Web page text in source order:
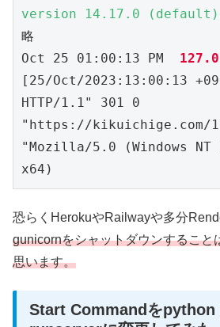
version 14.17.0 (default)
略
Oct 25 01:00:13 PM
[25/Oct/2023:13:00:13
HTTP/1.1" 301 0
"https://kikuichige.com/
"Mozilla/5.0 (Windows NT
x64)
恐らくHerokuやRailwayや多分
gunicornをシャットダウンすること
思います。
Start Commandをpython